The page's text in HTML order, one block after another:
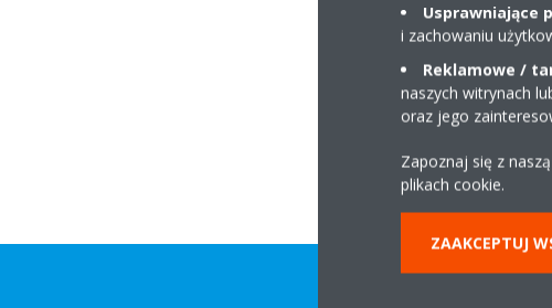
ul. KAROLA BUNSCHA 18
30-392 Kraków
Usprawniające
i zachowaniu
Reklamowe /
naszych witrynach
oraz jego
Zapoznaj się z
plikach cookie.
ZAAKCEPTUJ